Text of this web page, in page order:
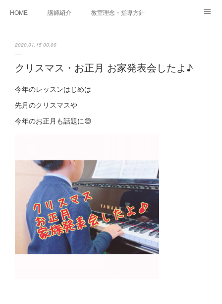
HOME 講師紹介 教室理念・指導方針
ご相談・体験レッスンお申し込み
アクセス
2020.01.15 00:00
クリスマス・お正月 お家発表会したよ♪
今年のレッスンはじめは
先月のクリスマスや
今年のお正月も話題に😊